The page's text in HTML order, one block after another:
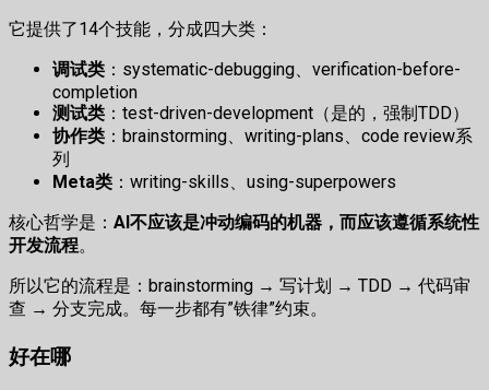
它提供了14个技能，分成四大类：
调试类 ：systematic-debugging、verification-before-
completion
测试类 ：test-driven-development（是的，强制TDD）
协作类 ：brainstorming、writing-plans、code review系
列
Meta类 ：writing-skills、using-superpowers
核心哲学是： AI不应该是冲动编码的机器，而应该遵循系统性
开发流程。
所以它的流程是：brainstorming → 写计划 → TDD → 代码审
查 → 分支完成。每一步都有”铁律”约束。
好在哪